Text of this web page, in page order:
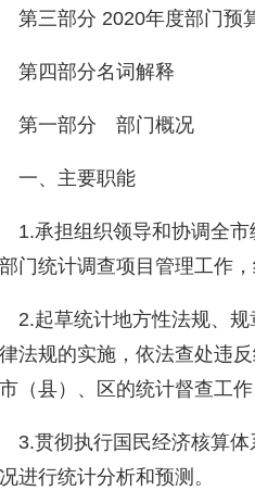
三部分 2020年度部门预
四部分名词解释
一部分 部门概况
、主要职能
承担组织领导和协调全市
门统计调查项目管理工作
起草统计地方性法规、规
法规的实施，依法查处违
（县）、区的统计督查工
贯彻执行国民经济核算体
进行统计分析和预测。